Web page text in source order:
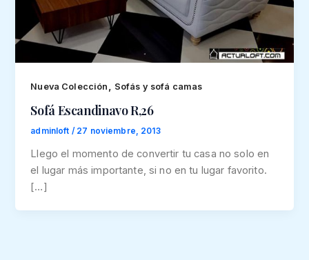
Nueva Colección , Sofás y sofá camas
Sofá Escandinavo R,26
adminloft / 27 noviembre, 2013
Llego el momento de convertir tu casa no solo en
el lugar más importante, si no en tu lugar favorito.
[…]